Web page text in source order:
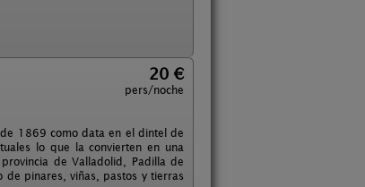
20 €
pers/noche
1869 como data en el dintel de
lo que la convierten en una
de Valladolid, Padilla de
pinares, viñas, pastos y tierras